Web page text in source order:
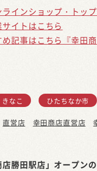
インショップ・トッ
イトはこちら
記事はこちら『幸田
きなこ ひたちなか市
直営店 幸田商店直営店
勝田駅店」オープン